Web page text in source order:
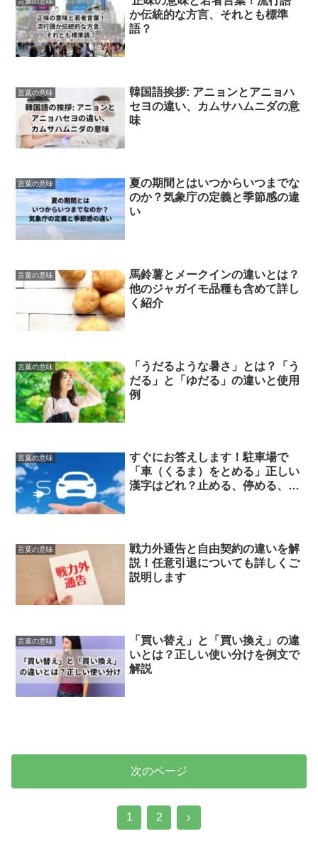
か伝統的な方言、それとも標準
語？
言葉の意味
韓国語挨拶: アニョンとアニョハ
セヨの違い、カムサハムニダの意
味
言葉の意味
夏の期間とはいつからいつまでな
のか？気象庁の定義と季節感の違
い
言葉の意味
馬鈴薯とメークインの違いとは？
他のジャガイモ品種も含めて詳し
く紹介
言葉の意味
「うだるような暑さ」とは？「う
だる」と「ゆだる」の違いと使用
例
言葉の意味
すぐにお答えします！駐車場で
「車（くるま）をとめる」正しい
漢字はどれ？止める、停める、駐
言葉の意味
戦力外通告と自由契約の違いを解
説！任意引退についても詳しくご
説明します
言葉の意味
「買い替え」と「買い換え」の違
いとは？正しい使い分けを例文で
解説
次のページ
1 2
次